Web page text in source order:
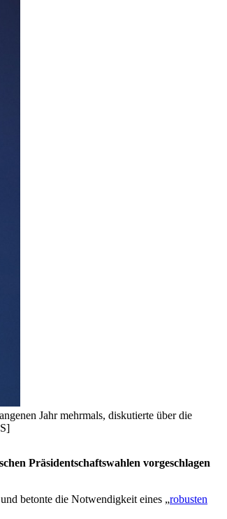
Jahr mehrmals, diskutierte über die
Präsidentschaftswahlen vorgeschlagen
betonte die Notwendigkeit eines „robusten